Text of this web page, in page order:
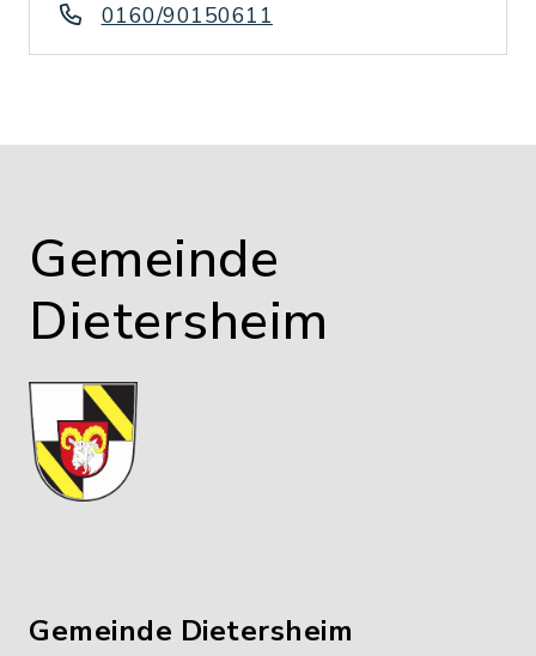
0160/90150611
Gemeinde
Dietersheim
Gemeinde Dietersheim